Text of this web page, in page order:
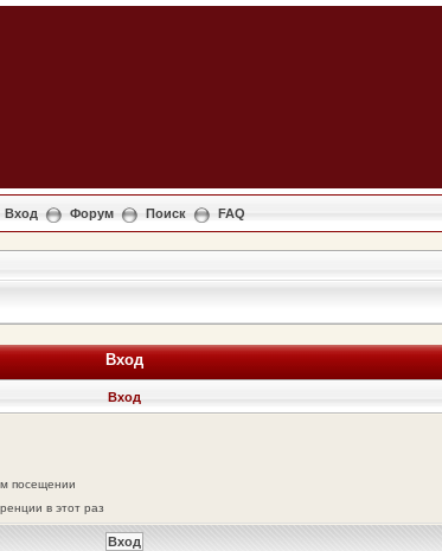
Вход Форум Поиск FAQ
Вход
Вход
посещении
в этот раз